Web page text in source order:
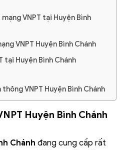
VNPT tại Huyện Bình
VNPT Huyện Bình Chánh
tại Huyện Bình Chánh
VNPT Huyện Bình Chánh
Huyện Bình Chánh
Chánh đang cung cấp rất